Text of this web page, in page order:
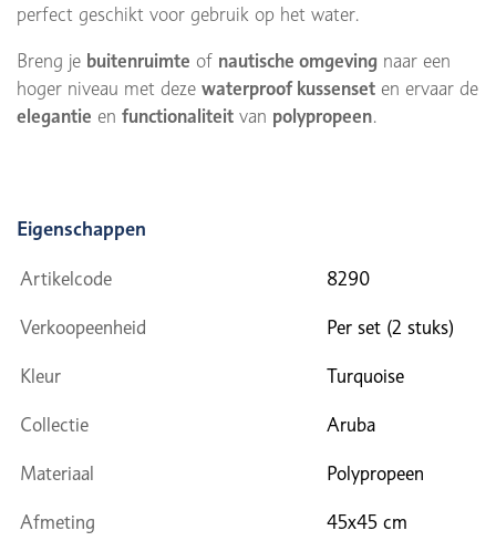
perfect geschikt voor gebruik op het water.
Breng je buitenruimte of nautische omgeving naar een
hoger niveau met deze waterproof kussenset en ervaar de
elegantie en functionaliteit van polypropeen.
Eigenschappen
Artikelcode 8290
Verkoopeenheid Per set (2 stuks)
Kleur Turquoise
Collectie Aruba
Materiaal Polypropeen
Afmeting 45x45 cm